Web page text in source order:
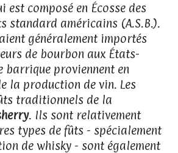
est composé en Écosse des
standard américains (A.S.B.).
généralement importés
de bourbon aux États-
barrique proviennent en
la production de vin. Les
traditionnels de la
. Ils sont relativement
types de fûts - spécialement
de whisky - sont également